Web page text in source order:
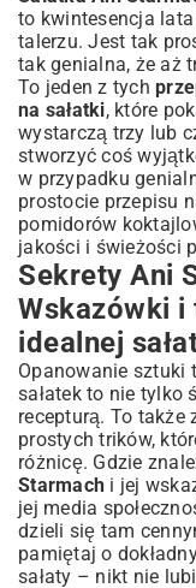
to kwintesencja
talerzu. Jest tak
tak genialna, że aż
To jeden z tych
na sałatki, które
wystarczą trzy lub
stworzyć coś
w przypadku
prostocie przepisu
pomidorów
jakości i świeżości
Sekrety Ani
Wskazówki
idealnej
Opanowanie sztuki
sałatek to nie tylko
recepturą. To także
prostych trików,
różnicę. Gdzie
Starmach i jej
jej media
dzieli się tam
pamiętaj o
sałaty – nikt nie